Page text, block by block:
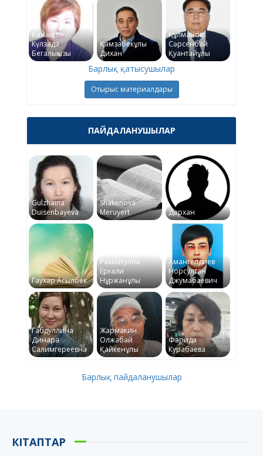
Бажықова
Күлзада
Бегалықызы
Қамзабекұлы
Дихан
Құлманов
Сәрсенбай
Қуантайұлы
Барлық қатысушылар
Отырыс материалдары
ПАЙДАЛАНУШЫЛАР
Gulzhaina
Duisenbayeva
Shakenova
Meruyert
Дархан
Гаухар Асылбек
Рахматулла
Ерғали
Нұржанұлы
Амангелдиев
Норсултан
Джумабаевич
Габдуллина
Динара
Салимгереевна
Жармакин
Олжабай
Қайкенұлы
Фарида
Курабаева
Барлық пайдаланушылар
КІТАПТАР